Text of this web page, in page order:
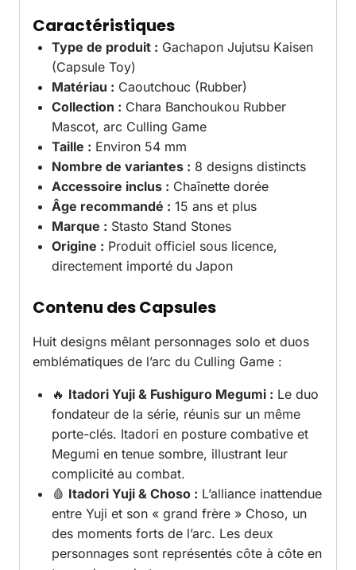
Caractéristiques
Type de produit : Gachapon Jujutsu Kaisen
(Capsule Toy)
Matériau : Caoutchouc (Rubber)
Collection : Chara Banchoukou Rubber
Mascot, arc Culling Game
Taille : Environ 54 mm
Nombre de variantes : 8 designs distincts
Accessoire inclus : Chaînette dorée
Âge recommandé : 15 ans et plus
Marque : Stasto Stand Stones
Origine : Produit officiel sous licence,
directement importé du Japon
Contenu des Capsules
Huit designs mêlant personnages solo et duos
emblématiques de l’arc du Culling Game :
🔥 Itadori Yuji & Fushiguro Megumi : Le duo
fondateur de la série, réunis sur un même
porte-clés. Itadori en posture combative et
Megumi en tenue sombre, illustrant leur
complicité au combat.
🩸 Itadori Yuji & Choso : L’alliance inattendue
entre Yuji et son « grand frère » Choso, un
des moments forts de l’arc. Les deux
personnages sont représentés côte à côte en